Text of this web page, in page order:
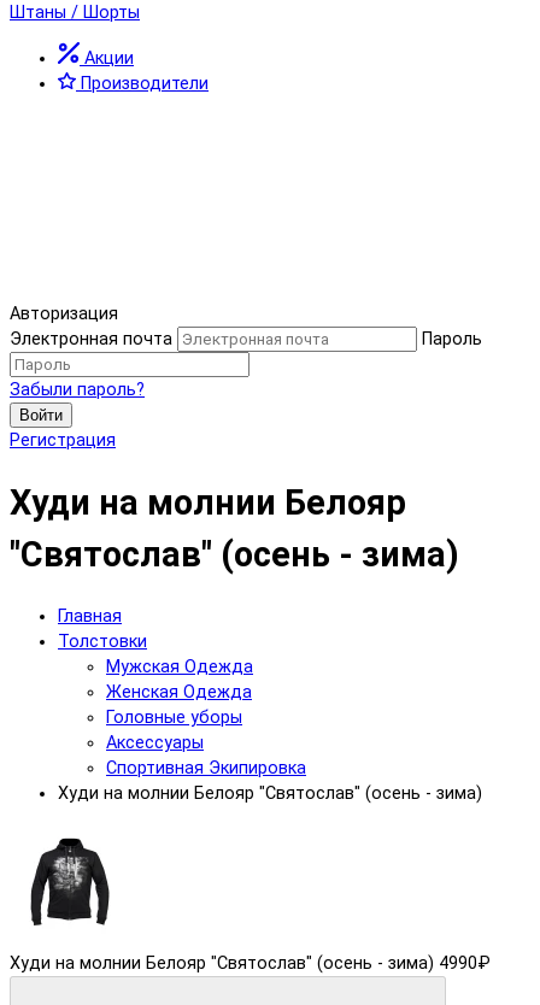
Штаны / Шорты
Акции
Производители
Авторизация
Электронная почта
Пароль
Забыли пароль?
Войти
Регистрация
Худи на молнии Белояр
"Святослав" (осень - зима)
Главная
Толстовки
Мужская Одежда
Женская Одежда
Головные уборы
Аксессуары
Спортивная Экипировка
Худи на молнии Белояр "Святослав" (осень - зима)
Худи на молнии Белояр "Святослав" (осень - зима) 4990₽